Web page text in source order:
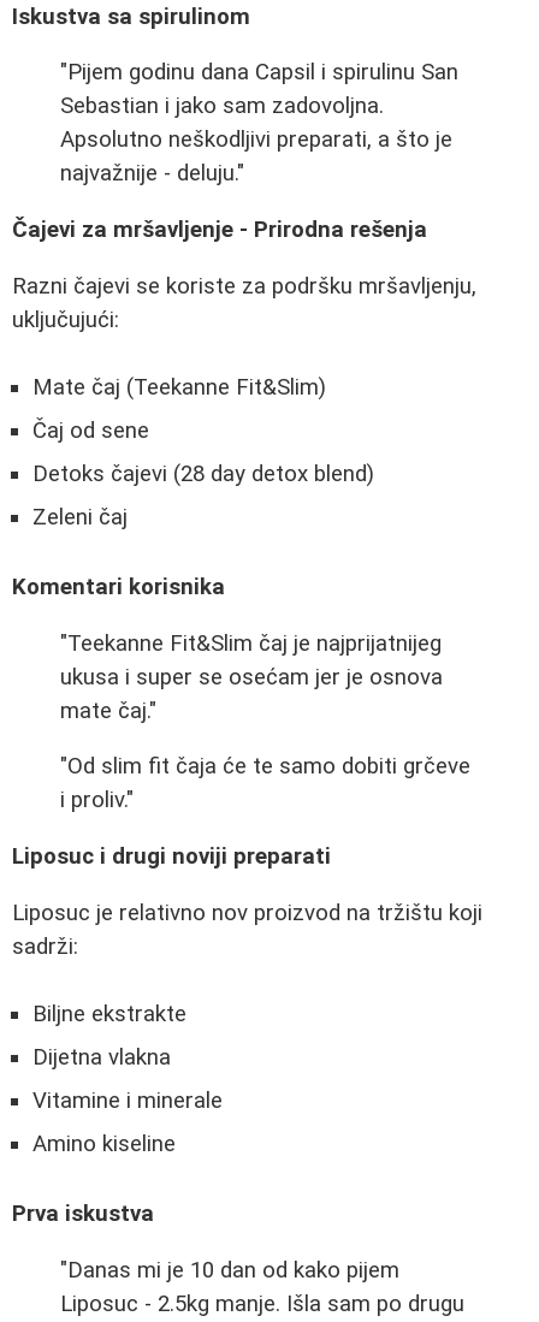
Iskustva sa spirulinom
"Pijem godinu dana Capsil i spirulinu San
Sebastian i jako sam zadovoljna.
Apsolutno neškodljivi preparati, a što je
najvažnije - deluju."
Čajevi za mršavljenje - Prirodna rešenja
Razni čajevi se koriste za podršku mršavljenju,
uključujući:
Mate čaj (Teekanne Fit&Slim)
Čaj od sene
Detoks čajevi (28 day detox blend)
Zeleni čaj
Komentari korisnika
"Teekanne Fit&Slim čaj je najprijatnijeg
ukusa i super se osećam jer je osnova
mate čaj."
"Od slim fit čaja će te samo dobiti grčeve
i proliv."
Liposuc i drugi noviji preparati
Liposuc je relativno nov proizvod na tržištu koji
sadrži:
Biljne ekstrakte
Dijetna vlakna
Vitamine i minerale
Amino kiseline
Prva iskustva
"Danas mi je 10 dan od kako pijem
Liposuc - 2.5kg manje. Išla sam po drugu